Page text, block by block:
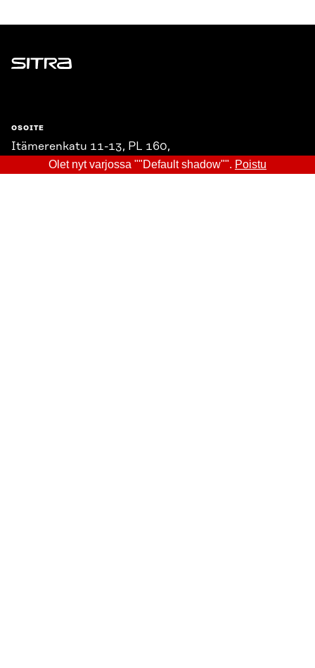
Sitra
OSOITE
Itämerenkatu 11-13, PL 160,
00181 Helsinki
Olet nyt varjossa ""Default shadow"". Poistu